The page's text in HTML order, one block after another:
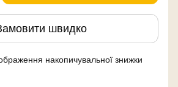
швидко
накопичувальної знижки